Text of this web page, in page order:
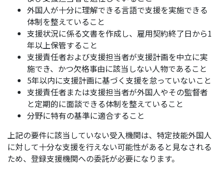
外国人が十分に理解できる言語で支援を実施できる
体制を整えていること
支援状況に係る文書を作成し、雇用契約終了日から1
年以上保管すること
支援責任者および支援担当者が支援計画を中立に実
施でき、かつ欠格事由に該当しない人物であること
5年以内に支援計画に基づく支援を怠っていないこと
支援責任者または支援担当者が外国人やその監督者
と定期的に面談できる体制を整えていること
分野に特有の基準に適合すること
上記の要件に該当していない受入機関は、特定技能外国人
に対して十分な支援を行えない可能性があると見なされる
ため、登録支援機関への委託が必要になります。